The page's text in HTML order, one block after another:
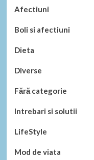
Afectiuni
Boli si afectiuni
Dieta
Diverse
Fără categorie
Intrebari si solutii
LifeStyle
Mod de viata